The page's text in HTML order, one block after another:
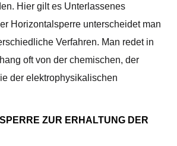
Hier gilt es Unterlassenes
Horizontalsperre unterscheidet man
Verfahren. Man redet in
oft von der chemischen, der
der elektrophysikalischen
ZUR ERHALTUNG DER